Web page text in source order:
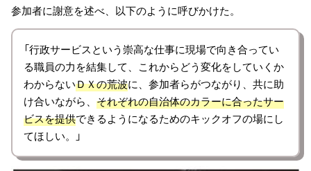
参加者に謝意を述べ、以下のように呼びかけた。
「行政サービスという崇高な仕事に現場で向き合ってい
る職員の力を結集して、これからどう変化をしていくか
わからないＤＸの荒波に、参加者らがつながり、共に助
け合いながら、 それぞれの自治体のカラーに合ったサー
ビスを提供できるようになるためのキックオフの場にし
てほしい。」